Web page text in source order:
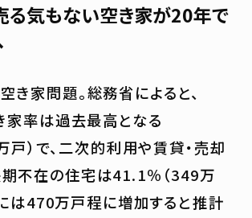
る気もない空き家が20年で
き家問題。総務省によると、
率は過去最高となる
戸）で、二次的利用や賃貸・売却
不在の住宅は41.1％（349万
は470万戸程に増加すると推計